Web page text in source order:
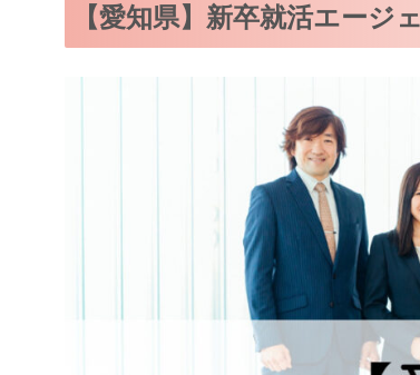
【愛知県】新卒就活エージ